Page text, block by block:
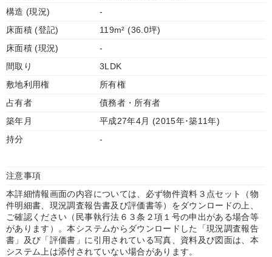
構造 (現況)
-
床面積 (登記)
119m² (36.0坪)
床面積 (現況)
-
間取り
3LDK
敷地利用権
所有権
占有者
債務者・所有者
築年月
平成27年4月 (2015年･築11年)
持分
-
注意事項
本詳細情報画面の内容については、必ず物件資料３点セット（物
件明細書、現況調査報告書及び評価書等）をダウンロードの上、
ご確認ください（民事執行法６３条２項１号の申出がある場合等
があります）。本システムからダウンロードした「現況調査報告
書」及び「評価書」に引用されている写真、資料及び図面は、本
システム上は添付されていない場合があります。